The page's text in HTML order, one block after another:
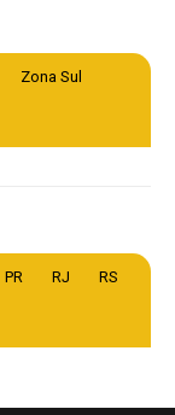
Zona Sul
PR RJ RS